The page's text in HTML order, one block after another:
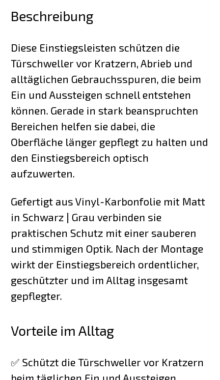
Beschreibung
Diese Einstiegsleisten schützen die
Türschweller vor Kratzern, Abrieb und
alltäglichen Gebrauchsspuren, die beim
Ein und Aussteigen schnell entstehen
können. Gerade in stark beanspruchten
Bereichen helfen sie dabei, die
Oberfläche länger gepflegt zu halten und
den Einstiegsbereich optisch
aufzuwerten.
Gefertigt aus Vinyl-Karbonfolie mit Matt
in Schwarz | Grau verbinden sie
praktischen Schutz mit einer sauberen
und stimmigen Optik. Nach der Montage
wirkt der Einstiegsbereich ordentlicher,
geschützter und im Alltag insgesamt
gepflegter.
Vorteile im Alltag
✅ Schützt die Türschweller vor Kratzern